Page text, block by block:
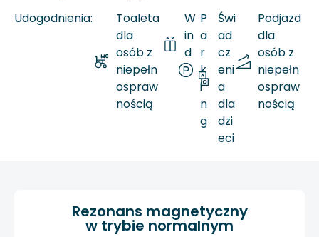
Udogodnienia:
Toaleta
dla
osób z
niepełn
ospraw
nością
W
in
d
a
P
a
r
k
i
n
g
Świ
ad
cz
eni
a
dla
dzi
eci
Podjazd
dla
osób z
niepełn
ospraw
nością
Rezonans magnetyczny
w trybie normalnym